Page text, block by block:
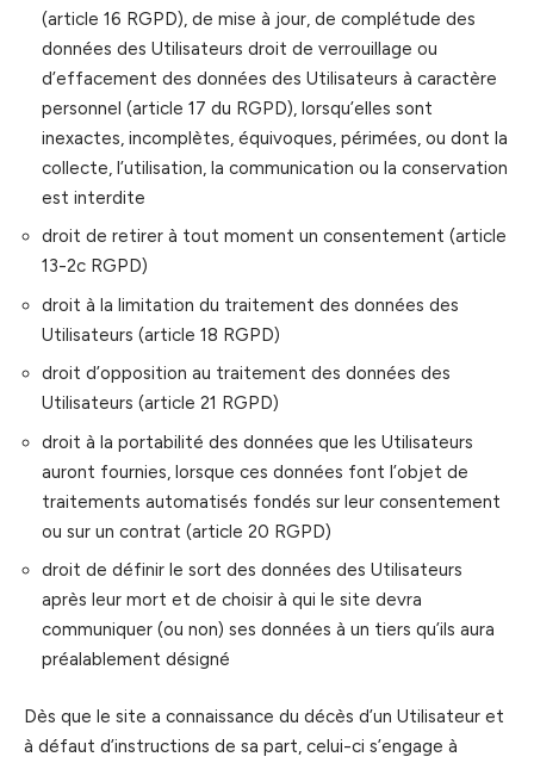
(article 16 RGPD), de mise à jour, de complétude des
données des Utilisateurs droit de verrouillage ou
d’effacement des données des Utilisateurs à caractère
personnel (article 17 du RGPD), lorsqu’elles sont
inexactes, incomplètes, équivoques, périmées, ou dont la
collecte, l’utilisation, la communication ou la conservation
est interdite
droit de retirer à tout moment un consentement (article
13-2c RGPD)
droit à la limitation du traitement des données des
Utilisateurs (article 18 RGPD)
droit d’opposition au traitement des données des
Utilisateurs (article 21 RGPD)
droit à la portabilité des données que les Utilisateurs
auront fournies, lorsque ces données font l’objet de
traitements automatisés fondés sur leur consentement
ou sur un contrat (article 20 RGPD)
droit de définir le sort des données des Utilisateurs
après leur mort et de choisir à qui le site devra
communiquer (ou non) ses données à un tiers qu’ils aura
préalablement désigné
Dès que le site a connaissance du décès d’un Utilisateur et
à défaut d’instructions de sa part, celui-ci s’engage à